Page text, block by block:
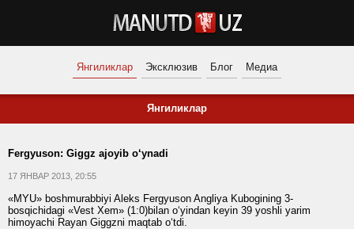
Янгиликлар Эксклюзив Блог Медиа
Янгиликлар
Fergyuson: Giggz ajoyib o‘ynadi
17 ЯНВАР 2013, 20:55
«MYU» boshmurabbiyi Aleks Fergyuson Angliya Kubogining 3-
bosqichidagi «Vest Xem» (1:0)bilan o‘yindan keyin 39 yoshli yarim
himoyachi Rayan Giggzni maqtab o‘tdi.